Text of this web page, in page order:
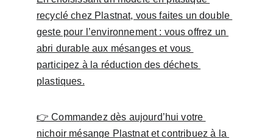
recyclé chez Plastnat, vous faites un double
geste pour l’environnement : vous offrez un
abri durable aux mésanges et vous
participez à la réduction des déchets
plastiques.
👉 Commandez dès aujourd’hui votre
nichoir mésange Plastnat et contribuez à la